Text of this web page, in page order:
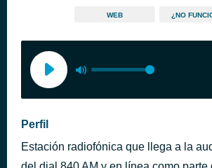
WEB ¿NO
Perfil
Estación radiofónica que llega a la